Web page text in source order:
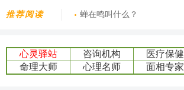
推荐阅读
米杉解析梦境意象--交通工具类（4）
心灵驿站 咨询机构 医疗保健
命理大师
心理名师 面相专家